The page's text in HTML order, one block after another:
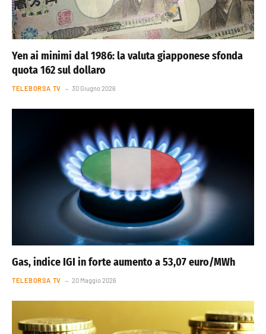
Yen ai minimi dal 1986: la valuta giapponese sfonda
quota 162 sul dollaro
TELEBORSA TV 30 Giugno 2026
Gas, indice IGI in forte aumento a 53,07 euro/MWh
TELEBORSA TV 20 Maggio 2026